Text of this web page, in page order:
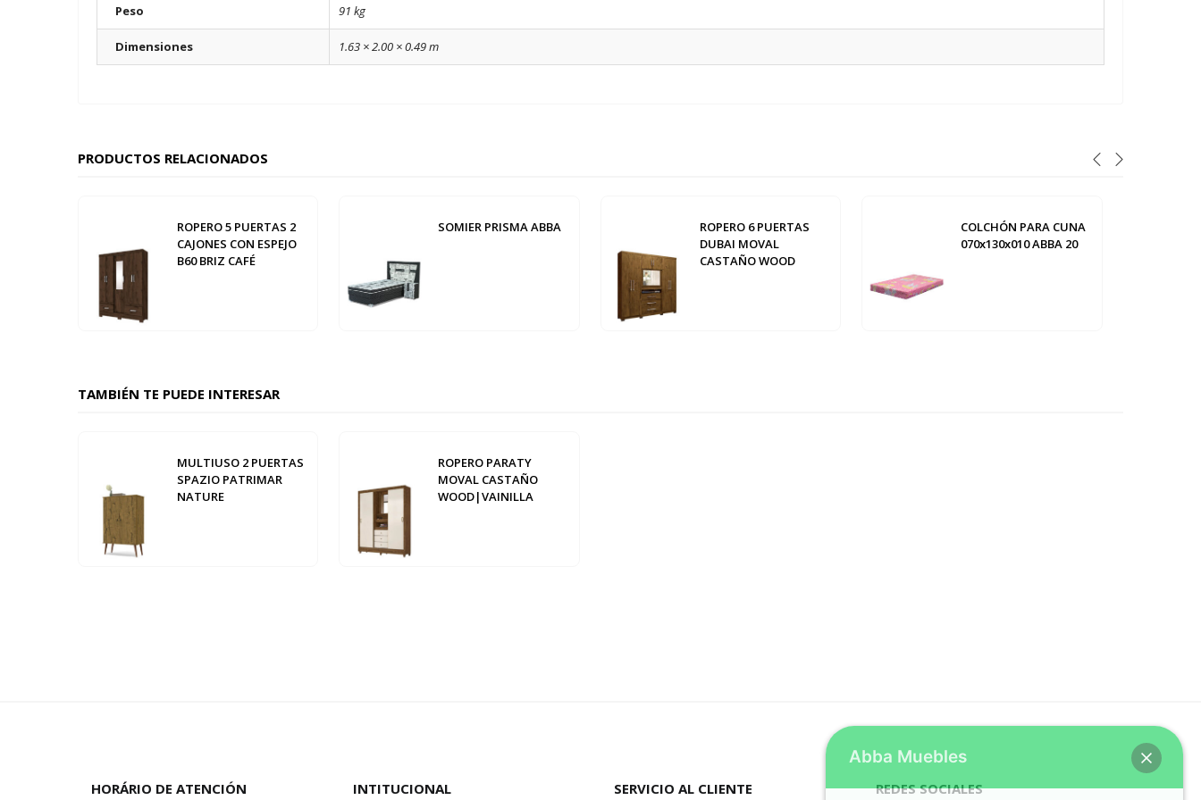
Peso 91 kg
Dimensiones 1.63 × 2.00 × 0.49 m
PRODUCTOS RELACIONADOS
ROPERO 5 PUERTAS 2
CAJONES CON ESPEJO
B60 BRIZ CAFÉ
SOMIER PRISMA ABBA
ROPERO 6 PUERTAS
DUBAI MOVAL
CASTAÑO WOOD
COLCHÓN PARA CUNA
070x130x010 ABBA 20
TAMBIÉN TE PUEDE INTERESAR
MULTIUSO 2 PUERTAS
SPAZIO PATRIMAR
NATURE
ROPERO PARATY
MOVAL CASTAÑO
WOOD|VAINILLA
HORÁRIO DE ATENCIÓN INTITUCIONAL SERVICIO AL CLIENTE REDES SOCIALES
Abba Muebles